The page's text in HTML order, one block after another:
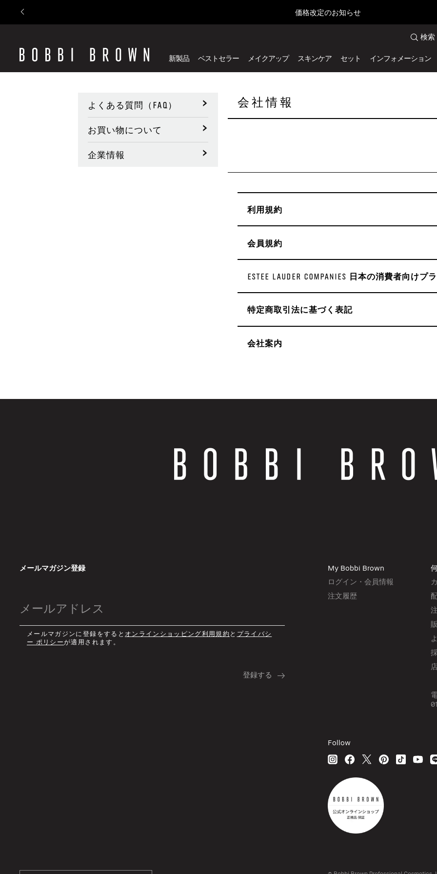
価格改定のお知らせ
新製品 ベストセラー メイクアップ スキンケア セット インフォメーション
検索
会社情報
よくある質問（FAQ）
お買い物について
企業情報
利用規約
会員規約
ESTEE LAUDER COMPANIES 日本の消費者向け
特定商取引法に基づく表記
会社案内
メールマガジン登録
メールマガジンに登録をすると オンラインショッピング利用規約 と プライバシ
ー ポリシーが適用されます。
My Bobbi Brown
ログイン・会員情報
注文履歴
Follow